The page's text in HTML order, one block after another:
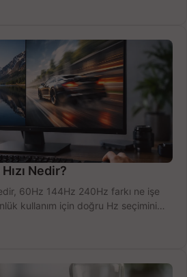
Nedir?
60Hz 144Hz 240Hz farkı ne işe
kullanım için doğru Hz seçimini